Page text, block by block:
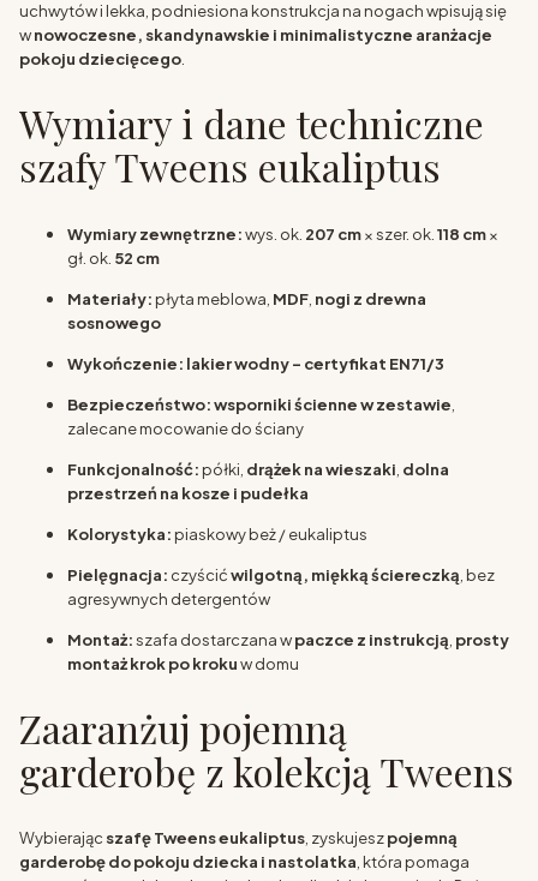
uchwytów i lekka, podniesiona konstrukcja na nogach wpisują się
wnowoczesne, skandynawskie i minimalistyczne aranżacje
pokoju dziecięcego
Wymiary i dane techniczne
szafy Tweens eukaliptus
Wymiary zewnętrzne:wys. ok. 207 cm× szer. ok. 118 cm×
gł. ok. 52 cm
Materiały: płyta meblowa, MDF nogi z drewna
sosnowego
Wykończenie: lakier wodny – certyfikat EN71/3
Bezpieczeństwo:wsporniki ścienne w zestawie
zalecane mocowanie do ściany
Funkcjonalność: półki, drążek na wieszaki dolna
przestrzeń na kosze i pudełka
Kolorystyka: piaskowy beż / eukaliptus
Pielęgnacja: czyścićwilgotną, miękką ściereczką , bez
agresywnych detergentów
Montaż:szafa dostarczana wpaczce z instrukcją prosty
montaż krok po krokuw domu
Zaaranżuj pojemną
garderobę z kolekcją Tweens
Wybierając szafę Tweens eukaliptus , zyskujeszpojemną
garderobę do pokoju dziecka i nastolatka , która pomaga